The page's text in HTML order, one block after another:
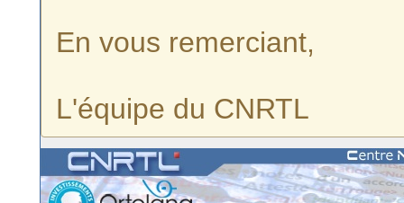
En vous remerciant,
L'équipe du CNRTL